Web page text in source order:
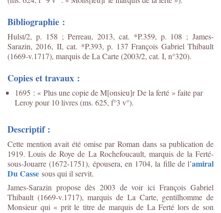
Bibliographie :
Hulst/2, p. 158 ; Perreau, 2013, cat. *P.359, p. 108 ; James-
Sarazin, 2016, II, cat. *P.393, p. 137 François Gabriel Thibault
(1669-v.1717), marquis de La Carte (2003/2, cat. I, n°320).
Copies et travaux :
1695 : « Plus une copie de M[onsieu]r De la ferté » faite par
Leroy pour 10 livres (ms. 625, f°3 v°).
Descriptif :
Cette mention avait été omise par Roman dans sa publication de
1919. Louis de Roye de La Rochefoucault, marquis de la Ferté-
sous-Jouarre (1672-1751), épousera, en 1704, la fille de l’amiral
Du Casse sous qui il servit.
James-Sarazin propose dès 2003 de voir iciFrançois Gabriel
Thibault (1669-v.1717), marquis de La Carte, gentilhomme de
Monsieur qui « prit le titre de marquis de La Ferté lors de son